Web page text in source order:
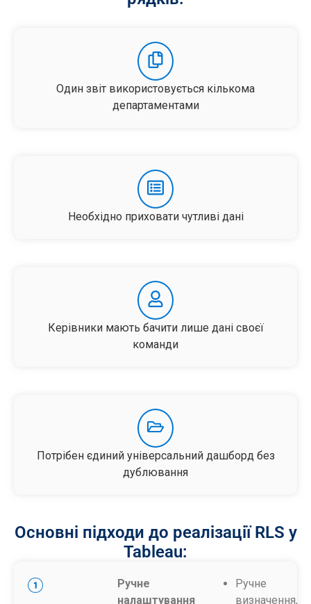
Один звіт використовується кількома
департаментами
Необхідно приховати чутливі дані
Керівники мають бачити лише дані своєї
команди
Потрібен єдиний універсальний дашборд без
дублювання
Основні підходи до реалізації RLS у
Tableau:
Ручне
налаштування
Ручне
визначення,